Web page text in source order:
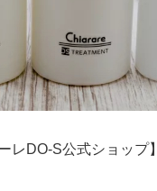
レDO-S公式ショップ】